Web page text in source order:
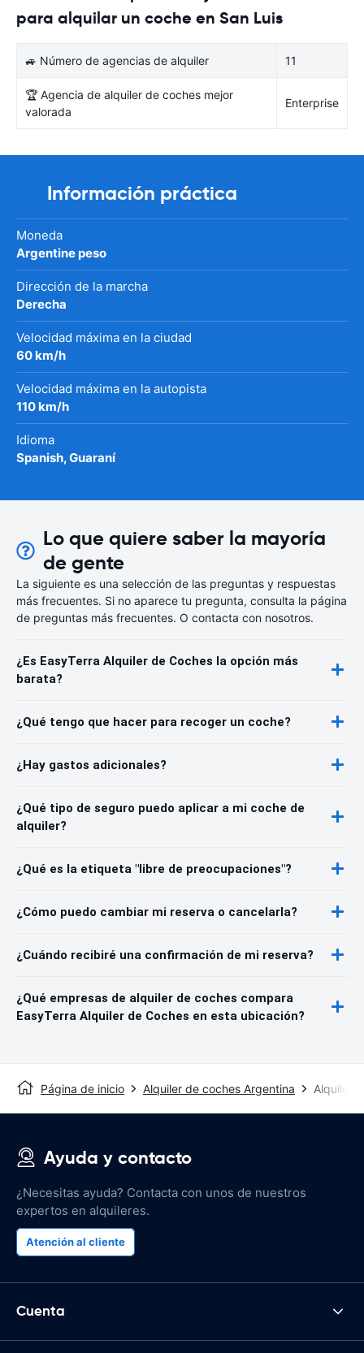
para alquilar un coche en San Luis
🚙 Número de agencias de alquiler 11
🏆 Agencia de alquiler de coches mejor
valorada
Enterprise
Información práctica
Moneda
Argentine peso
Dirección de la marcha
Derecha
Velocidad máxima en la ciudad
60 km/h
Velocidad máxima en la autopista
110 km/h
Idioma
Spanish, Guaraní
Lo que quiere saber la mayoría
de gente
La siguiente es una selección de las preguntas y respuestas
más frecuentes. Si no aparece tu pregunta, consulta la página
de preguntas más frecuentes. O contacta con nosotros.
¿Es EasyTerra Alquiler de Coches la opción más
barata?
¿Qué tengo que hacer para recoger un coche?
¿Hay gastos adicionales?
¿Qué tipo de seguro puedo aplicar a mi coche de
alquiler?
¿Qué es la etiqueta "libre de preocupaciones"?
¿Cómo puedo cambiar mi reserva o cancelarla?
¿Cuándo recibiré una confirmación de mi reserva?
¿Qué empresas de alquiler de coches compara
EasyTerra Alquiler de Coches en esta ubicación?
Página de inicio Alquiler de coches Argentina Alquiler
Ayuda y contacto
¿Necesitas ayuda? Contacta con unos de nuestros
expertos en alquileres.
Atención al cliente
Cuenta